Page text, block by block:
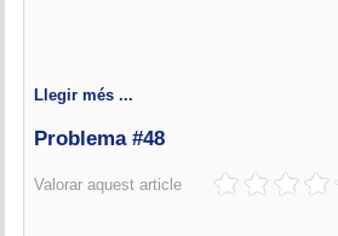
Llegir més ...
Problema #48
Valorar aquest article